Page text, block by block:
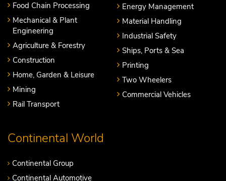
Food Chain Processing
Mechanical & Plant
Engineering
Agriculture & Forestry
Construction
Home, Garden & Leisure
Mining
Rail Transport
Energy Management
Material Handling
Industrial Safety
Ships, Ports & Sea
Printing
Two Wheelers
Commercial Vehicles
Continental World
Continental Group
Continental Automotive